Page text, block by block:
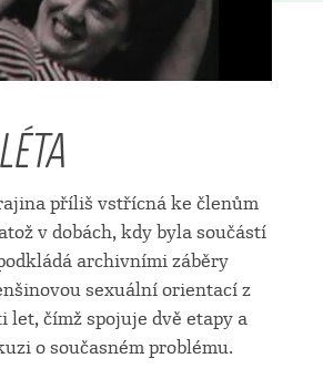
příliš vstřícná ke členům
v dobách, kdy byla součástí
archivními záběry
sexuální orientací z
let, čímž spojuje dvě etapy a
o současném problému.